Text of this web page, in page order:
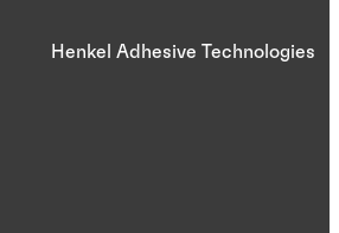
Henkel Adhesive Technologies